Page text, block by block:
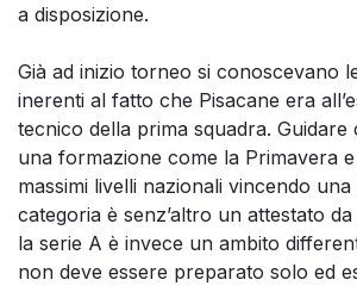
a disposizione.
Già ad inizio torneo si conoscevano
inerenti al fatto che Pisacane era
tecnico della prima squadra.
una formazione come la Primavera
massimi livelli nazionali vincendo
categoria è senz’altro un attestato
la serie A è invece un ambito
non deve essere preparato solo ed